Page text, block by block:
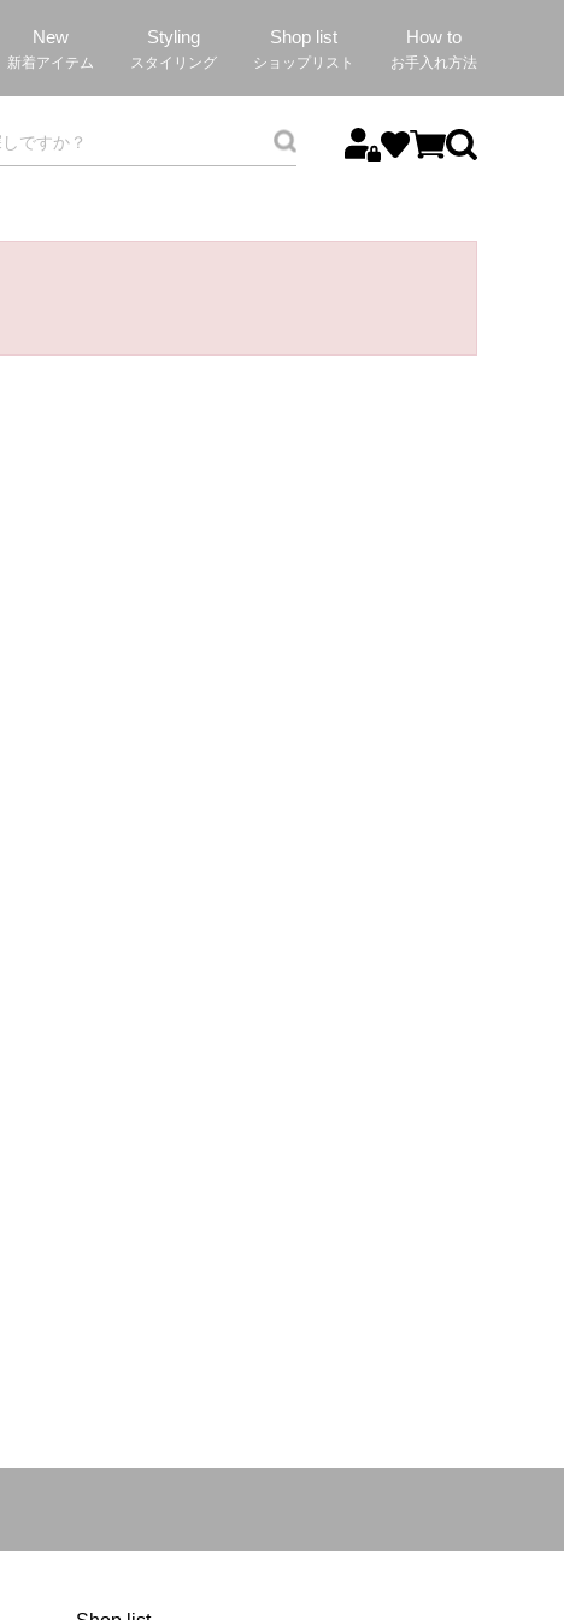
New
新着アイテム
Styling
スタイリング
Shop list
ショップリスト
How to
お手入れ方法